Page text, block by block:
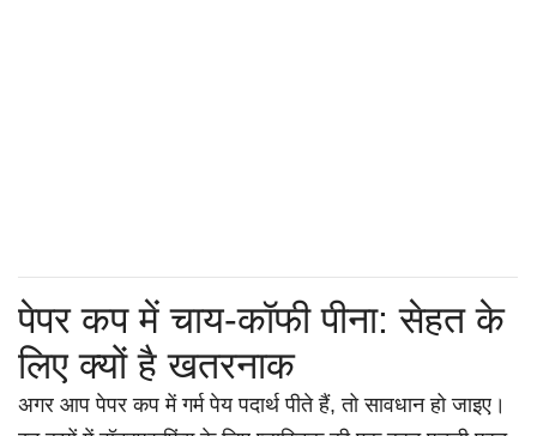
पेपर कप में चाय-कॉफी पीना: सेहत के
लिए क्यों है खतरनाक
अगर आप पेपर कप में गर्म पेय पदार्थ पीते हैं, तो सावधान हो जाइए।